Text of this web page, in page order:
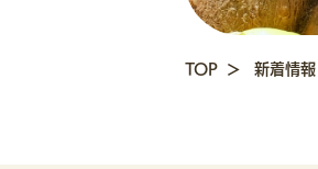
TOP 新着情報